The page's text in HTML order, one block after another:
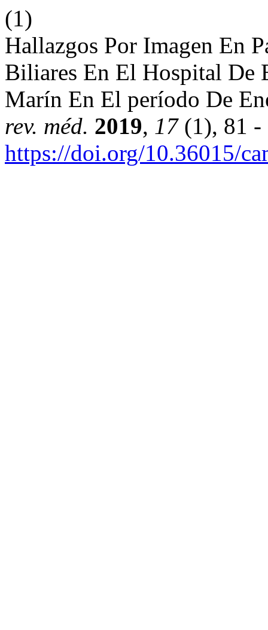
(1)
Hallazgos Por Imagen En
Biliares En El Hospital De
Marín En El período De
rev. méd. 2019, 17(1), 81 -
https://doi.org/10.36015/